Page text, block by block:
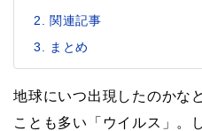
関連記事
まとめ
地球にいつ出現したのかな
ことも多い「ウイルス」。